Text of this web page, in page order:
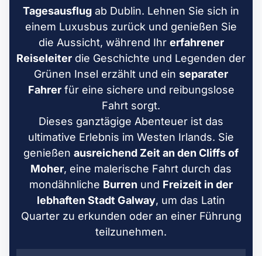
Tagesausflug ab Dublin. Lehnen Sie sich in
einem Luxusbus zurück und genießen Sie
die Aussicht, während Ihr erfahrener
Reiseleiter die Geschichte und Legenden der
Grünen Insel erzählt und ein separater
Fahrerfür eine sichere und reibungslose
Fahrt sorgt.
Dieses ganztägige Abenteuer ist das
ultimative Erlebnis im Westen Irlands. Sie
genießen ausreichend Zeit an den Cliffs of
Moher, eine malerische Fahrt durch das
mondähnliche Burren und Freizeit in der
lebhaften Stadt Galway, um das Latin
Quarter zu erkunden oder an einer Führung
teilzunehmen.